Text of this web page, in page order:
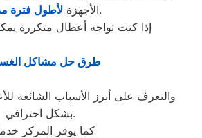
الأجهزةلأطول فترة
.
إذا كنت تواجه أعطال متكررة
طرق حل مشاكل
والتعرف على أبرز الأسباب الشائعة
بشكل احترافي.
كما يوفر المركز